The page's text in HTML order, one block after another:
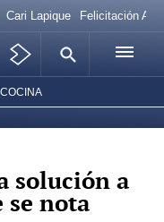
Cari Lapique Felicitación
COCINA
solución a
se nota